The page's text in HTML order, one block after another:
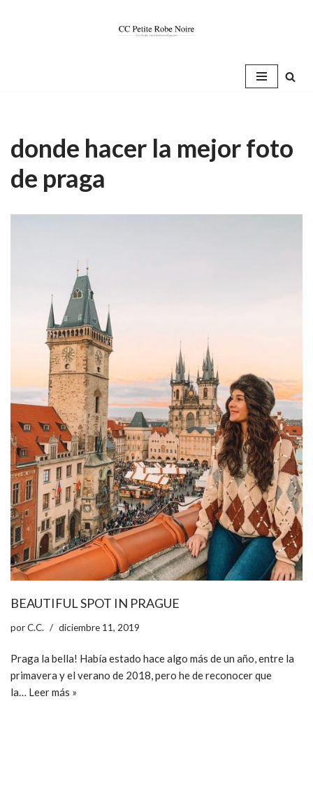
donde hacer la mejor foto
de praga
BEAUTIFUL SPOT IN PRAGUE
porC.C. diciembre 11, 2019
Praga la bella! Había estado hace algo más de un año, entre la
primavera y el verano de 2018, pero he de reconocer que
la… Leer más »